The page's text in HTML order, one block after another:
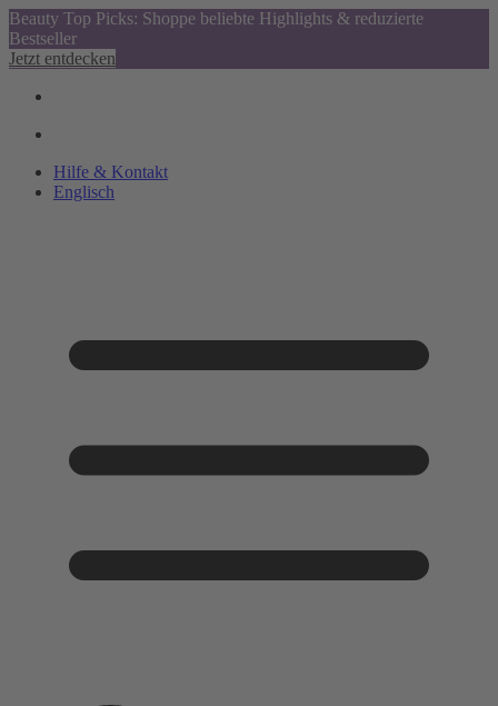
Beauty Top Picks: Shoppe beliebte Highlights & reduzierte
Bestseller
Jetzt entdecken
Hilfe & Kontakt
Englisch